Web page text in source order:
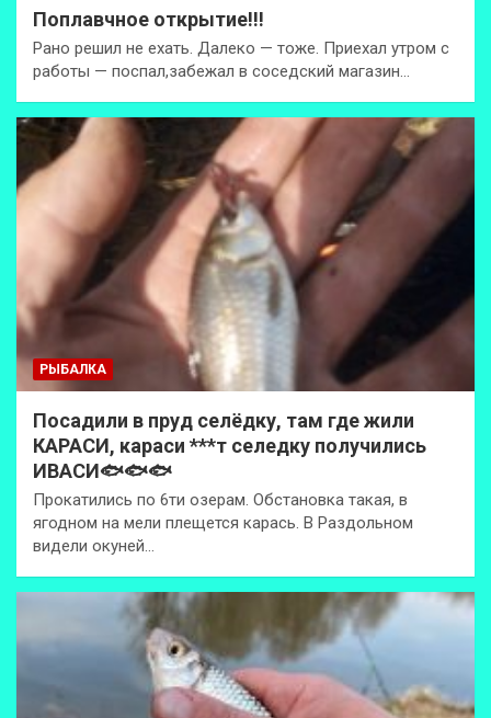
Поплавчное открытие!!!
Рано решил не ехать. Далеко — тоже. Приехал утром с
работы — поспал,забежал в соседский магазин…
РЫБАЛКА
Посадили в пруд селёдку, там где жили
КАРАСИ, караси ***т селедку получились
ИВАСИ🐟🐟🐟
Прокатились по 6ти озерам. Обстановка такая, в
ягодном на мели плещется карась. В Раздольном
видели окуней…